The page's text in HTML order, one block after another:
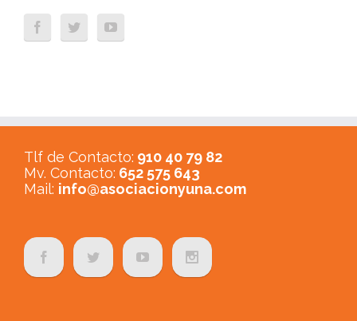
Tlf de Contacto: 910 40 79 82
Mv. Contacto: 652 575 643
Mail: info@asociacionyuna.com